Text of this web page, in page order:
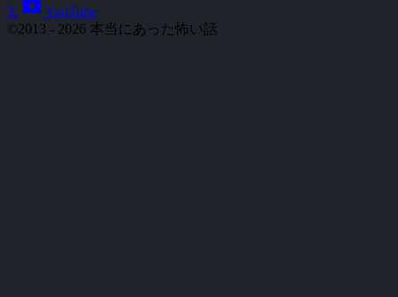
X smart_display YouTube
©2013 - 2026 本当にあった怖い話